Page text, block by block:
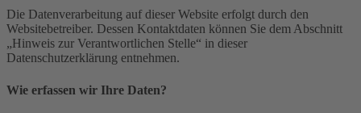
Die Datenverarbeitung auf dieser Website erfolgt durch den
Websitebetreiber. Dessen Kontaktdaten können Sie dem Abschnitt
„Hinweis zur Verantwortlichen Stelle“ in dieser
Datenschutzerklärung entnehmen.
Wie erfassen wir Ihre Daten?